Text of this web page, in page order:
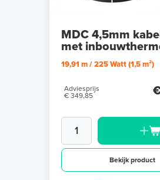
MDC 4,5mm
met
19,91 m / 225 Watt (1,5 m²)
Adviesprijs
€ 349,85
Bekijk product